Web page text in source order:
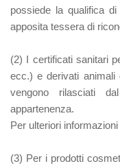
possiede la qualifica di
apposita tessera di
(2) I certificati sanitari
ecc.) e derivati animali
vengono rilasciati
appartenenza.
Per ulteriori
(3) Per i prodotti